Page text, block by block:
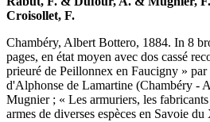
Croisollet, F.
Chambéry, Albert Bottero, 1884. In 8
pages, en état moyen avec dos cassé
prieuré de Peillonnex en Faucigny »
d'Alphonse de Lamartine (Chambéry -
Mugnier ; « Les armuriers, les
armes de diverses espèces en Savoie